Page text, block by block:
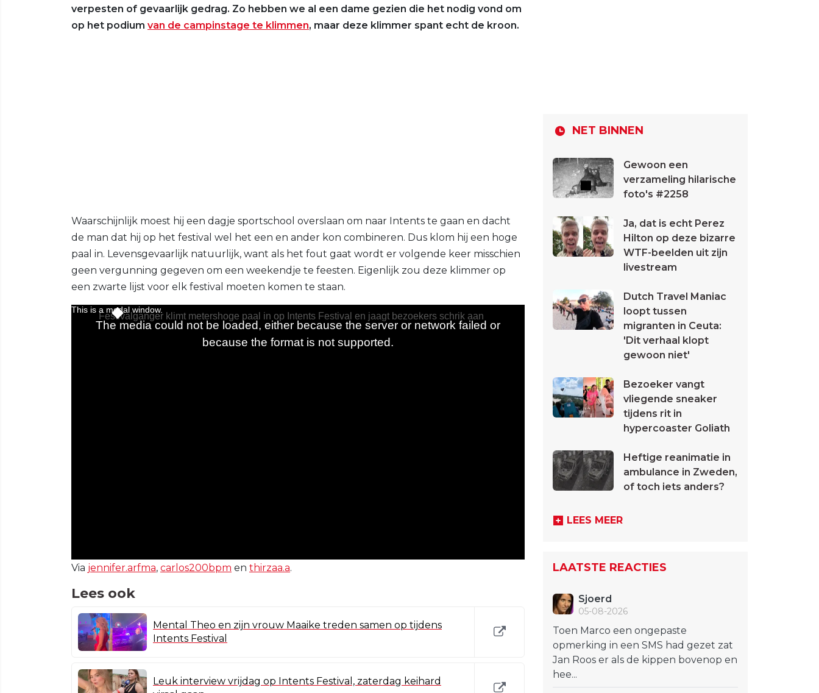
verpesten of gevaarlijk gedrag. Zo hebben we al een dame gezien die het nodig vond om
op het podium van de campinstage te klimmen, maar deze klimmer spant echt de kroon.
Waarschijnlijk moest hij een dagje sportschool overslaan om naar Intents te gaan en dacht
de man dat hij op het festival wel het een en ander kon combineren. Dus klom hij een hoge
paal in. Levensgevaarlijk natuurlijk, want als het fout gaat wordt er volgende keer misschien
geen vergunning gegeven om een weekendje te feesten. Eigenlijk zou deze klimmer op
een zwarte lijst voor elk festival moeten komen te staan.
Via jennifer.arfma, carlos200bpm en thirzaa.a.
Lees ook
Mental Theo en zijn vrouw Maaike treden samen op tijdens
Intents Festival
Leuk interview vrijdag op Intents Festival, zaterdag keihard
NET BINNEN
Gewoon een
verzameling hilarische
foto's #2258
Ja, dat is echt Perez
Hilton op deze bizarre
WTF-beelden uit zijn
livestream
Dutch Travel Maniac
loopt tussen
migranten in Ceuta:
'Dit verhaal klopt
gewoon niet'
Bezoeker vangt
vliegende sneaker
tijdens rit in
hypercoaster Goliath
Heftige reanimatie in
ambulance in Zweden,
of toch iets anders?
LEES MEER
LAATSTE REACTIES
Sjoerd
05-08-2026
Toen Marco een ongepaste
opmerking in een SMS had gezet zat
Jan Roos er als de kippen bovenop en
hee...